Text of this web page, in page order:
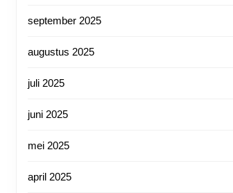
september 2025
augustus 2025
juli 2025
juni 2025
mei 2025
april 2025